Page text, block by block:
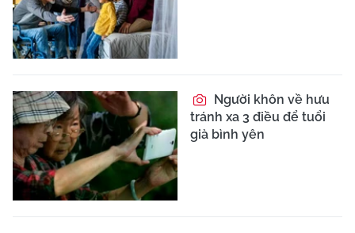
Người khôn về hưu
tránh xa 3 điều để tuổi
già bình yên